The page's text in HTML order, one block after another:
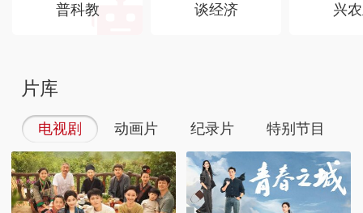
普科教 谈经济 兴
片库
电视剧 动画片 纪录片 特别节目